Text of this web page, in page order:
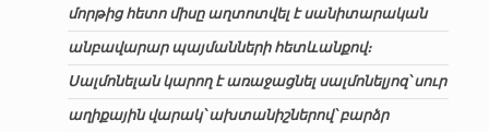
մորթից հետո միսը աղտոտվել է սանիտարական
անբավարար պայմանների հետևանքով։
Սալմոնելան կարող է առաջացնել սալմոնելյոզ՝ սուր
աղիքային վարակ՝ ախտանիշներով՝ բարձր